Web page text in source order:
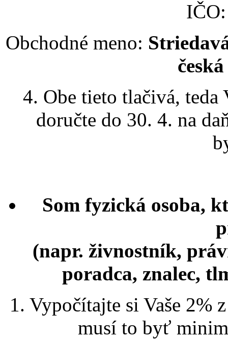
Obchodné meno:
4. Obe tieto tlačivá, teda
doručte do 30. 4. na
Som fyzická osoba,
(napr. živnostník,
poradca, znalec,
1. Vypočítajte si Vaše 2%
musí to byť